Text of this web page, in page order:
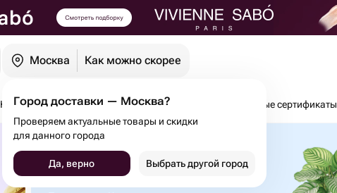
Москва Как можно скорее
Город доставки — Москва?
Проверяем актуальные товары и скидки
для данного города
Да, верно Выбрать другой город
Клубника в шоколаде Подарочные наборы Подарочные сертификаты
Дом и сад
Декор
Зоотовары